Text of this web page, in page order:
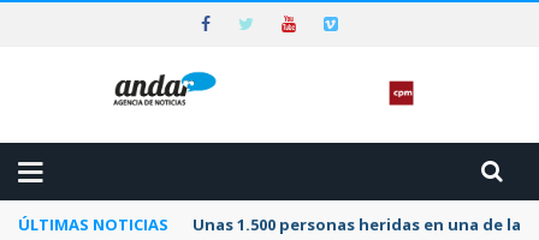
ÚLTIMAS NOTICIAS Unas 1.500 personas heridas en una de